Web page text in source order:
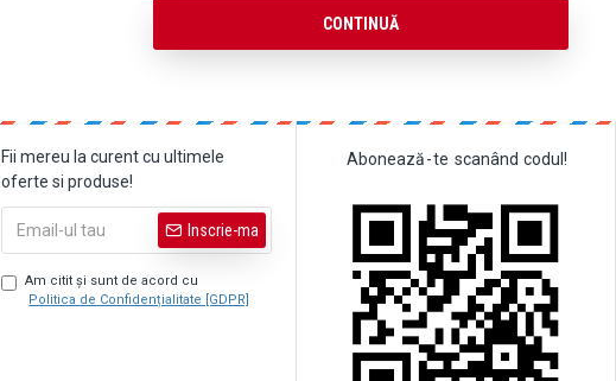
CONTINUĂ
Fii mereu la curent cu ultimele
oferte si produse!
Inscrie-ma
Am citit şi sunt de acord cu
Politica de Confidențialitate [GDPR]
Abonează-te scanând codul!